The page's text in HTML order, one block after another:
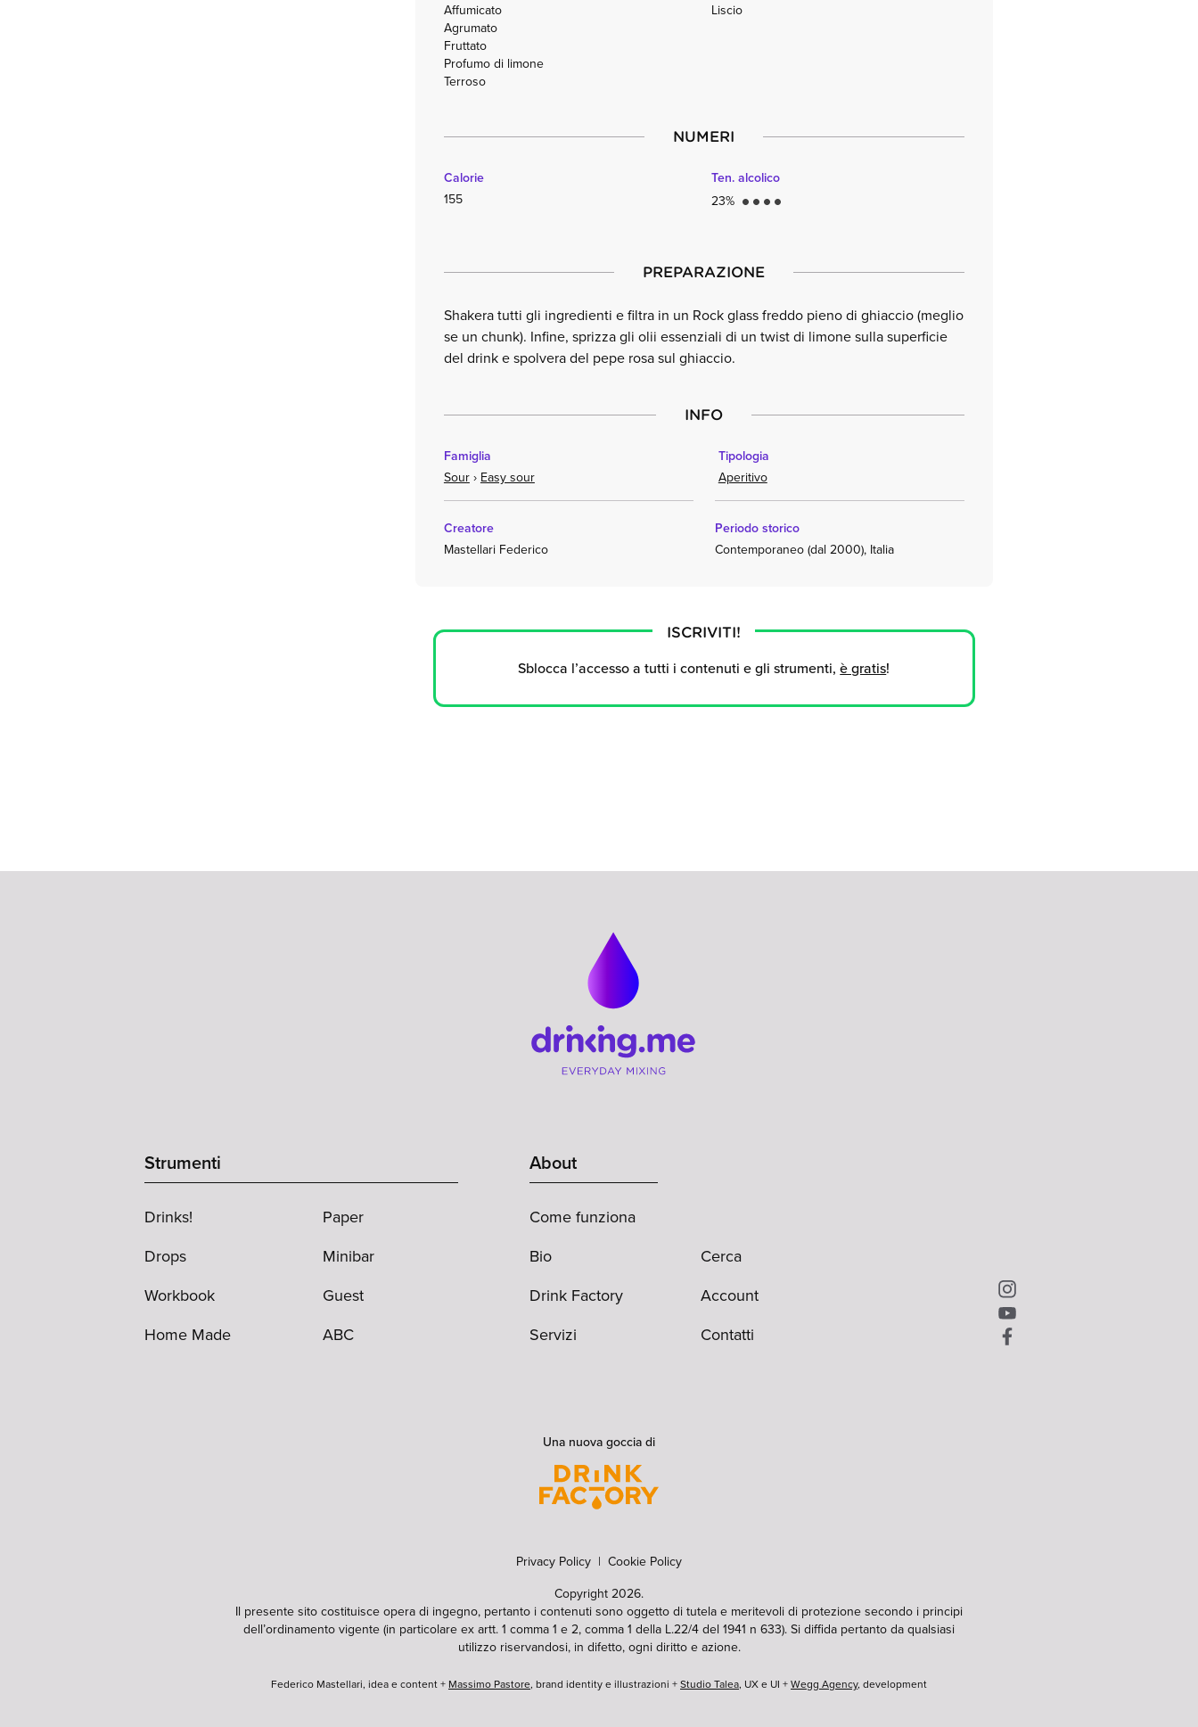
Affumicato
Agrumato
Fruttato
Profumo di limone
Terroso
Liscio
NUMERI
Calorie
155
Ten. alcolico
23%
circle circle circle circle
PREPARAZIONE
Shakera tutti gli ingredienti e filtra in un Rock glass freddo pieno di ghiaccio (meglio
se un chunk). Infine, sprizza gli olii essenziali di un twist di limone sulla superficie
del drink e spolvera del pepe rosa sul ghiaccio.
INFO
Famiglia
Sour› Easy sour
Tipologia
Aperitivo
Creatore
Mastellari Federico
Periodo storico
Contemporaneo (dal 2000), Italia
ISCRIVITI!
Sblocca l’accesso a tutti i contenuti e gli strumenti,è gratis!
Strumenti
Drinks!
Drops
Workbook
Home Made
Paper
Minibar
Guest
ABC
About
Come funziona
Bio
Drink Factory
Servizi
Cerca
Account
Contatti
Una nuova goccia di
Privacy Policy | Cookie Policy
Copyright 2026.
Il presente sito costituisce opera di ingegno, pertanto i contenuti sono oggetto di tutela e meritevoli di protezione secondo i principi
dell’ordinamento vigente (in particolare ex artt. 1 comma 1 e 2, comma 1 della L.22/4 del 1941 n 633). Si diffida pertanto da qualsiasi
utilizzo riservandosi, in difetto, ogni diritto e azione.
Federico Mastellari, idea e content + Massimo Pastore, brand identity e illustrazioni +Studio Talea, UX e UI +Wegg Agency, development